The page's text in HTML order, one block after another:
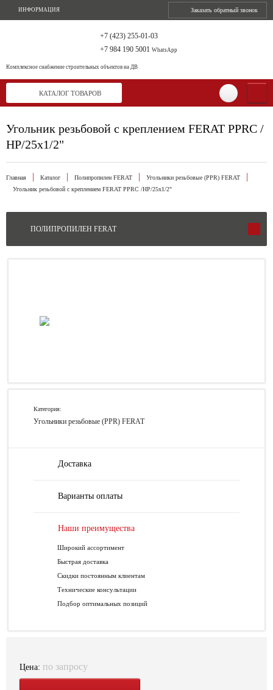
ИНФОРМАЦИЯ Заказать обратный звонок
Комплексное снабжение строительных объектов на ДВ
+7 (423) 255-01-03
+7 984 190 5001 WhatsApp
КАТАЛОГ ТОВАРОВ
Угольник резьбовой с креплением FERAT PPRС /
НР/25х1/2"
Главная Каталог Полипропилен FERAT
Угольники резьбовые (PPR) FERAT
Угольник резьбовой с креплением FERAT PPRС /НР/25х1/2"
ПОЛИПРОПИЛЕН FERAT
Категория:
Угольники резьбовые (PPR) FERAT
Доставка
Варианты оплаты
Наши преимущества
Широкий ассортимент
Быстрая доставка
Скидки постоянным клиентам
Технические консультации
Подбор оптимальных позиций
Цена: по запросу